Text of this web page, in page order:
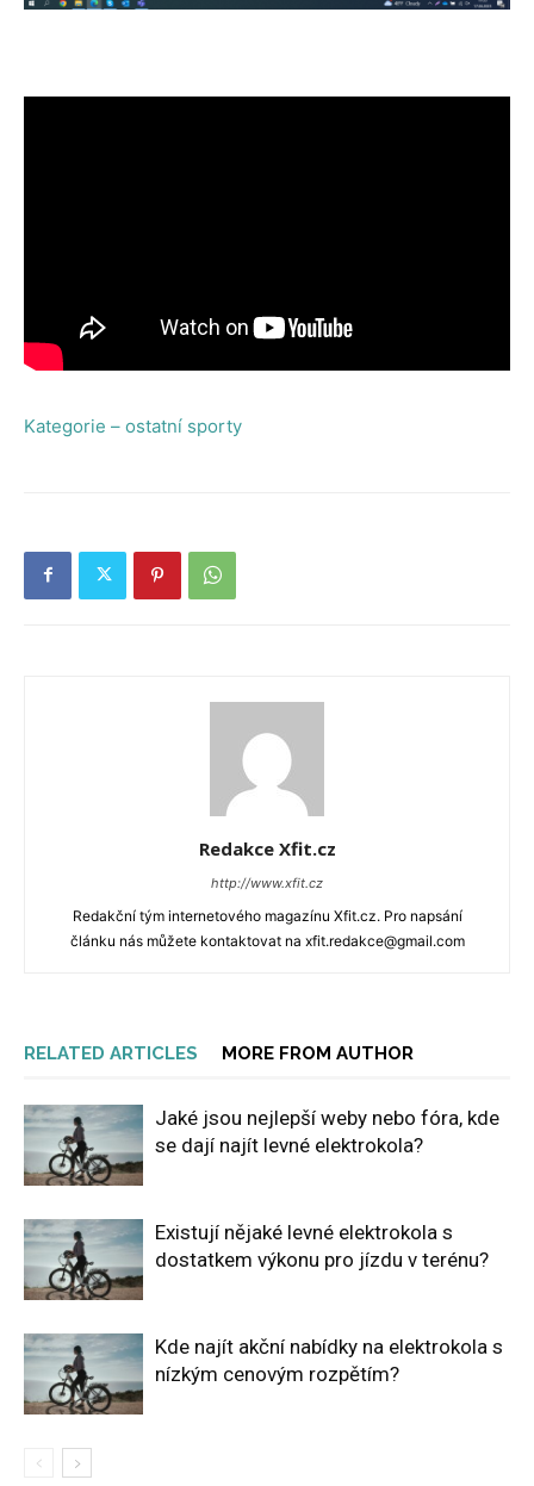
Kategorie – ostatní sporty
Redakce Xfit.cz
http://www.xfit.cz
Redakční tým internetového magazínu Xfit.cz. Pro napsání
článku nás můžete kontaktovat na xfit.redakce@gmail.com
RELATED ARTICLES MORE FROM AUTHOR
Jaké jsou nejlepší weby nebo fóra, kde
se dají najít levné elektrokola?
Existují nějaké levné elektrokola s
dostatkem výkonu pro jízdu v terénu?
Kde najít akční nabídky na elektrokola s
nízkým cenovým rozpětím?